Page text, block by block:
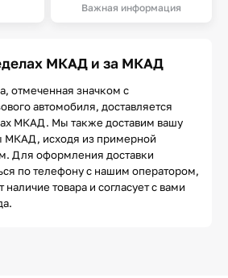
Важная информация
МКАД и за МКАД
отмеченная значком с
автомобиля, доставляется
МКАД. Мы также доставим вашу
МКАД, исходя из примерной
Для оформления доставки
по телефону с нашим оператором,
товара и согласует с вами